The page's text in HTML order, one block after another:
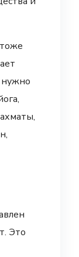
нужно
Это